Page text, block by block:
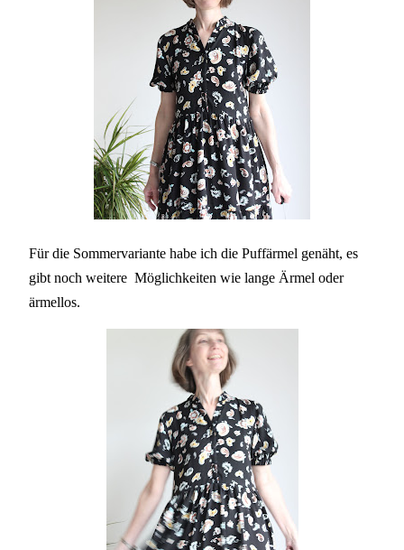
Für die Sommervariante habe ich die Puffärmel genäht, es
gibt noch weitere Möglichkeiten wie lange Ärmel oder
ärmellos.